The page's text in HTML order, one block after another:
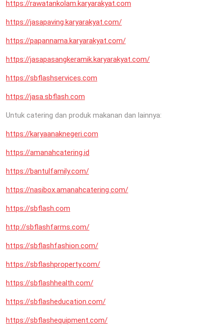
https://rawatankolam.karyarakyat.com
https://jasapaving.karyarakyat.com/
https://papannama.karyarakyat.com/
https://jasapasangkeramik.karyarakyat.com/
https://sbflashservices.com
https://jasa.sbflash.com
Untuk catering dan produk makanan dan lainnya:
https://karyaanaknegeri.com
https://amanahcatering.id
https://bantulfamily.com/
https://nasibox.amanahcatering.com/
https://sbflash.com
http://sbflashfarms.com/
https://sbflashfashion.com/
https://sbflashproperty.com/
https://sbflashhealth.com/
https://sbflasheducation.com/
https://sbflashequipment.com/